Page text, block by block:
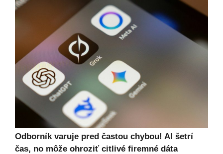
Odborník varuje pred častou chybou! AI šetrí
čas, no môže ohroziť citlivé firemné dáta